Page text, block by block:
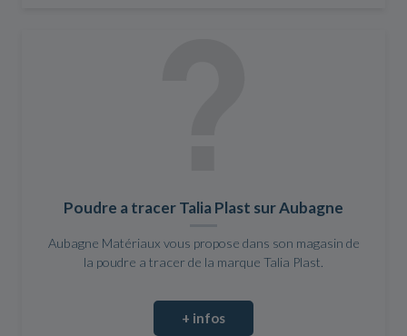
Poudre a tracer Talia Plast sur Aubagne
Aubagne Matériaux vous propose dans son magasin de
la poudre a tracer de la marque Talia Plast.
+ infos